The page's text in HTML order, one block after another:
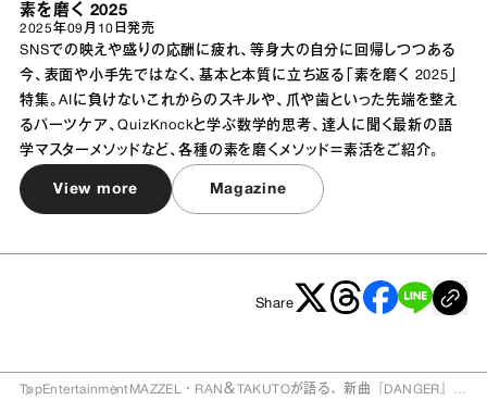
素を磨く 2025
2025年09月10日 発売
SNSでの映えや盛りの応酬に疲れ、等身大の自分に回帰しつつある
今、表面や小手先ではなく、基本と本質に立ち返る「素を磨く 2025」
特集。AIに負けないこれからのスキルや、爪や歯といった先端を整え
るパーツケア、QuizKnockと学ぶ数学的思考、達人に聞く最新の語
学マスターメソッドなど、各種の素を磨くメソッド＝素活をご紹介。
View more Magazine
Share
TopEntertainment MAZZEL・RAN＆TAKUTOが語る、新曲『DANGER』と